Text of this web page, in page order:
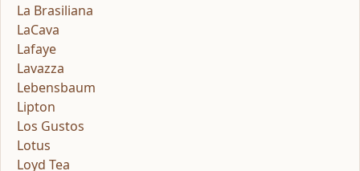
La Brasiliana
LaCava
Lafaye
Lavazza
Lebensbaum
Lipton
Los Gustos
Lotus
Loyd Tea